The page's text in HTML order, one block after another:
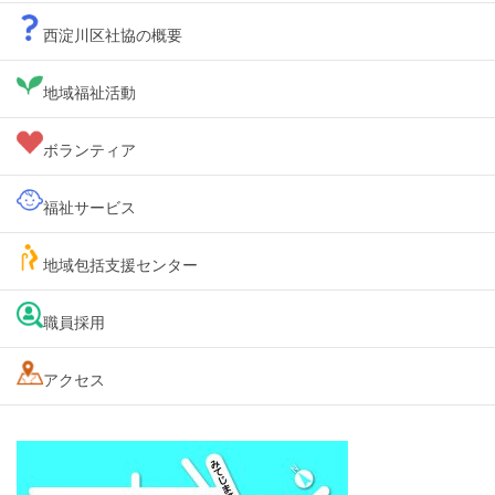
西淀川区社協の概要
地域福祉活動
ボランティア
福祉サービス
地域包括支援センター
職員採用
アクセス